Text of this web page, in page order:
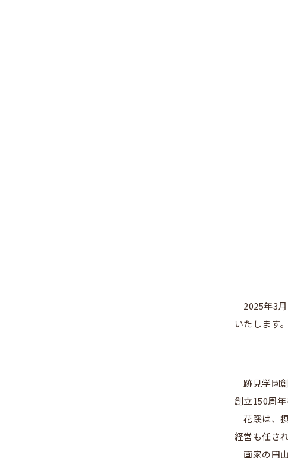
2025年3
いたします。
跡見学園
創立150周
花蹊は、
経営も任さ
画家の円